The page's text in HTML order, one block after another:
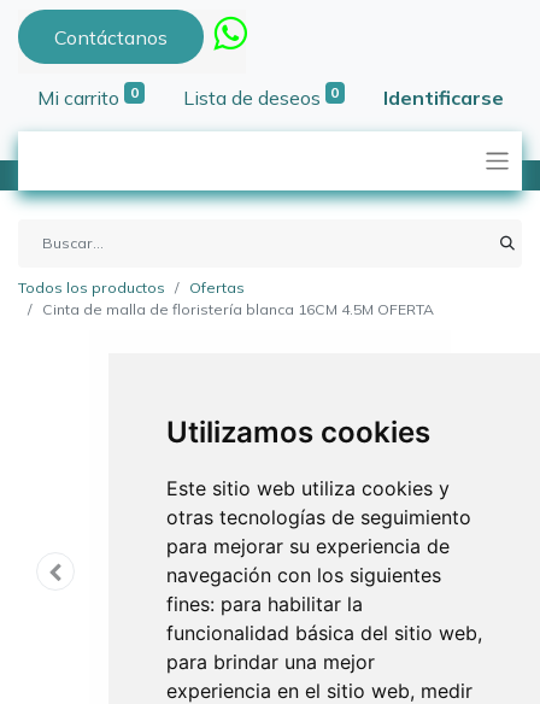
Utilizamos cookies
Este sitio web utiliza cookies y
otras tecnologías de seguimiento
para mejorar su experiencia de
navegación con los siguientes
fines: para habilitar la
funcionalidad básica del sitio web,
para brindar una mejor
experiencia en el sitio web, medir
Contáctanos
Mi carrito 0 Lista de deseos 0 Identificarse
Todos los productos
Ofertas
Cinta de malla de floristería blanca 16CM 4.5M OFERTA